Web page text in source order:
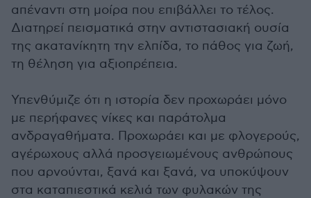
απέναντι στη μοίρα που επιβάλλει το τέλος.
Διατηρεί πεισματικά στην αντιστασιακή ουσία
της ακατανίκητη την ελπίδα, το πάθος για ζωή,
τη θέληση για αξιοπρέπεια.
Υπενθύμιζε ότι η ιστορία δεν προχωράει μόνο
με περήφανες νίκες και παράτολμα
ανδραγαθήματα. Προχωράει και με φλογερούς,
αγέρωχους αλλά προσγειωμένους ανθρώπους
που αρνούνται, ξανά και ξανά, να υποκύψουν
στα καταπιεστικά κελιά των φυλακών της